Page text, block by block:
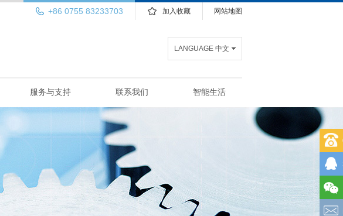
网站地图
加入收藏
+86 0755 83233703
LANGUAGE 中文
服务与支持 联系我们 智能生活